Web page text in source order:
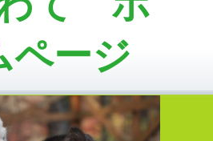
ページ